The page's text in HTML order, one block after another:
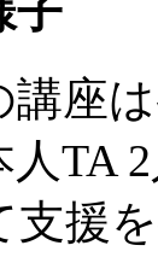
子
座は
人TA
支援